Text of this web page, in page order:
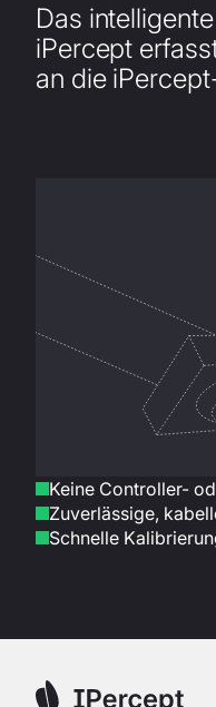
Das
iPercept
an die
Keine Controller-
Zuverlässige,
Schnelle